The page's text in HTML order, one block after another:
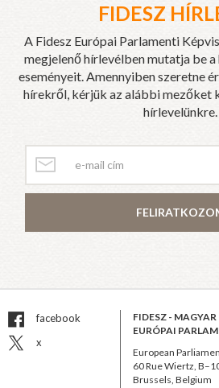
FIDESZ
A Fidesz Európai Parlamenti
megjelenő hírlevélben mutatja be
eseményeit. Amennyiben szeretne
hírekről, kérjük az alábbi
hírlevelünkre.
facebook
x
FIDESZ -
EURÓPAI
European
60 Rue Wiertz,
Brussels, Belgium